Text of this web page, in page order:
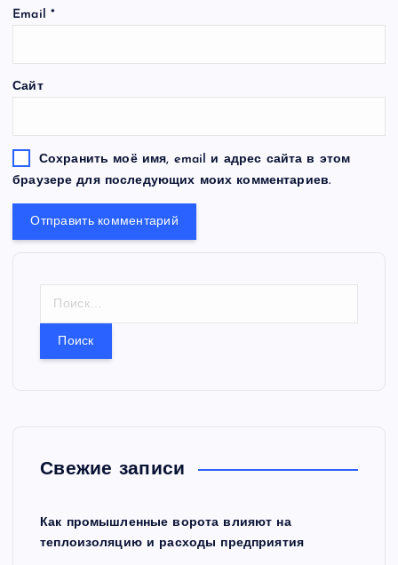
Email *
Сайт
Сохранить моё имя, email и адрес сайта в этом
браузере для последующих моих комментариев.
Свежие записи
Как промышленные ворота влияют на
теплоизоляцию и расходы предприятия